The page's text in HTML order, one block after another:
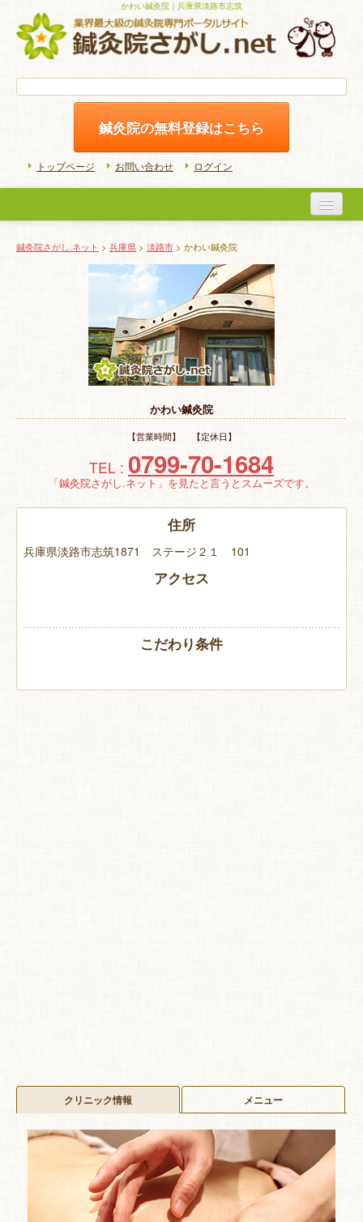
かわい鍼灸院｜兵庫県淡路市志筑
鍼灸院の無料登録はこちら
トップページ お問い合わせ ログイン
初めての方へ
よくある質問
ホームケア
特 集
お悩み解決！
鍼灸院さがし.ネット > 兵庫県 > 淡路市 > かわい鍼灸院
かわい鍼灸院
【営業時間】 【定休日】
TEL : 0799-70-1684
「鍼灸院さがし.ネット」を見たと言うとスムーズです。
住所
兵庫県淡路市志筑1871 ステージ２１ 101
アクセス
こだわり条件
クリニック情報 メニュー